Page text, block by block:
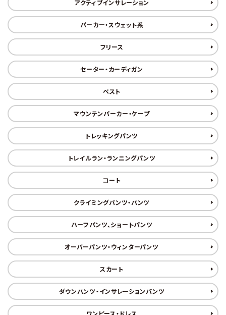
ACCOUNT MENU
ようこそ ゲスト 様
meeting_room person 新規会員登録
アクティブインサレーション
パーカー・スウェット系
フリース
セーター・カーディガン
ベスト
マウンテンパーカー・ケープ
トレッキングパンツ
トレイルラン・ランニングパンツ
コート
クライミングパンツ・パンツ
ハーフパンツ、ショートパンツ
オーバーパンツ・ウィンターパンツ
スカート
ダウンパンツ・インサレーションパンツ
ワンピース・ドレス